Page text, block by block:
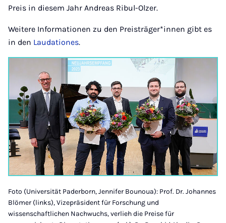
Preis in diesem Jahr Andreas Ribul-Olzer.
Weitere Informationen zu den Preisträger*innen gibt es
in den Laudationes.
Foto (Universität Paderborn, Jennifer Bounoua): Prof. Dr. Johannes
Blömer (links), Vizepräsident für Forschung und
wissenschaftlichen Nachwuchs, verlieh die Preise für